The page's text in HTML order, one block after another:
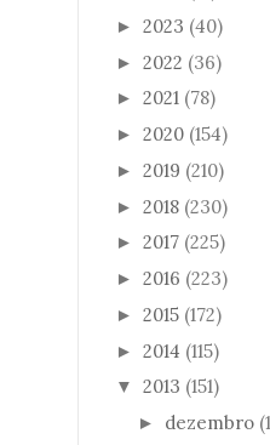
► 2023 (40)
► 2022 (36)
► 2021 (78)
► 2020 (154)
► 2019 (210)
► 2018 (230)
► 2017 (225)
► 2016 (223)
► 2015 (172)
► 2014 (115)
▼ 2013 (151)
► dezembro